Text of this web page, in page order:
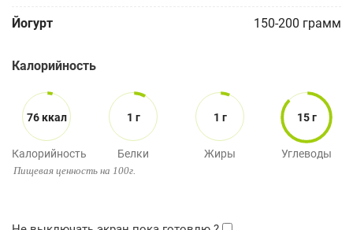
Йогурт 150-200 грамм
Калорийность
76 ккал
Калорийность
1 г
Белки
1 г
Жиры
15 г
Углеводы
Пищевая ценность на 100г.